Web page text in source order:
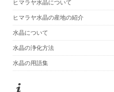
ヒマラヤ水晶について
ヒマラヤ水晶の産地の紹介
水晶について
水晶の浄化方法
水晶の用語集